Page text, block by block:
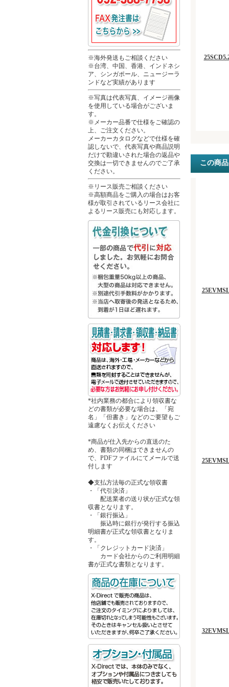
※海外発送もご相談ください
※台湾、中国、香港、インドネシ
ア、シンガポール、ニュージーラ
ンドなど実績があります
※写真は代表写真、イメージ画像
を使用している場合がございま
す。
※メーカー品番で仕様をご確認の
上、ご注文ください。
メーカーカタログなどで仕様を確
認しないで、代表写真や商品説明
だけで勘違いされた場合の返品や
交換は一切できませんのでご了承
ください。
※リース販売ご相談ください
※高額商品をご購入の場合はお客
様が取引されているリース会社に
よるリース販売にも対応します。
*社内業務の都合により領収書な
どの書類が必要な場合は、「宛
名」「但書き」などのご要望もご
遠慮なくお伝えください
*商品が仕入先からの直送のた
め、書類の同梱はできませんの
で、PDFファイルにてメールで送
付します
◆支払方法毎の正式な領収書
・「代引決済」
配送業者の送り状が正式な領
収書となります。
・「銀行振込」
振込時に銀行が発行する振込
明細書が正式な領収書となりま
す。
・「クレジットカード決済」
カード会社からのご利用明細
書が正式な書類となります。
この商